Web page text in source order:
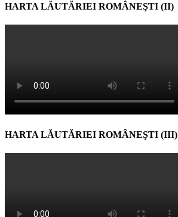
HARTA LĂUTĂRIEI ROMÂNEŞTI (II)
HARTA LĂUTĂRIEI ROMÂNEŞTI (III)